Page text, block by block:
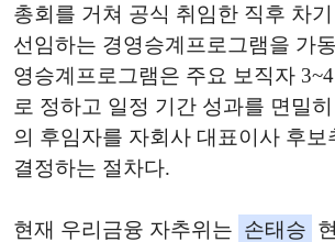
총회를 거쳐 공식 취임한 직후 차
선임하는 경영승계프로그램을 가
영승계프로그램은 주요 보직자
로 정하고 일정 기간 성과를 면밀
의 후임자를 자회사 대표이사 후보
결정하는 절차다.
현재 우리금융 자추위는 손태승